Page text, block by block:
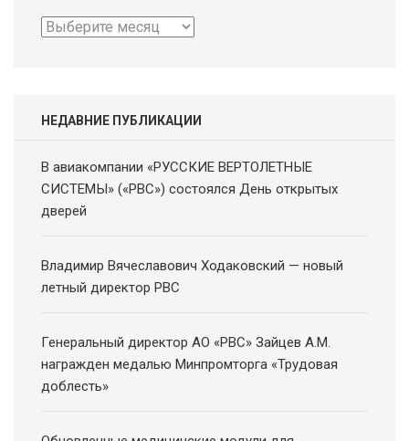
Архив
НЕДАВНИЕ ПУБЛИКАЦИИ
В авиакомпании «РУССКИЕ ВЕРТОЛЕТНЫЕ
СИСТЕМЫ» («РВС») состоялся День открытых
дверей
Владимир Вячеславович Ходаковский — новый
летный директор РВС
Генеральный директор АО «РВС» Зайцев А.М.
награжден медалью Минпромторга «Трудовая
доблесть»